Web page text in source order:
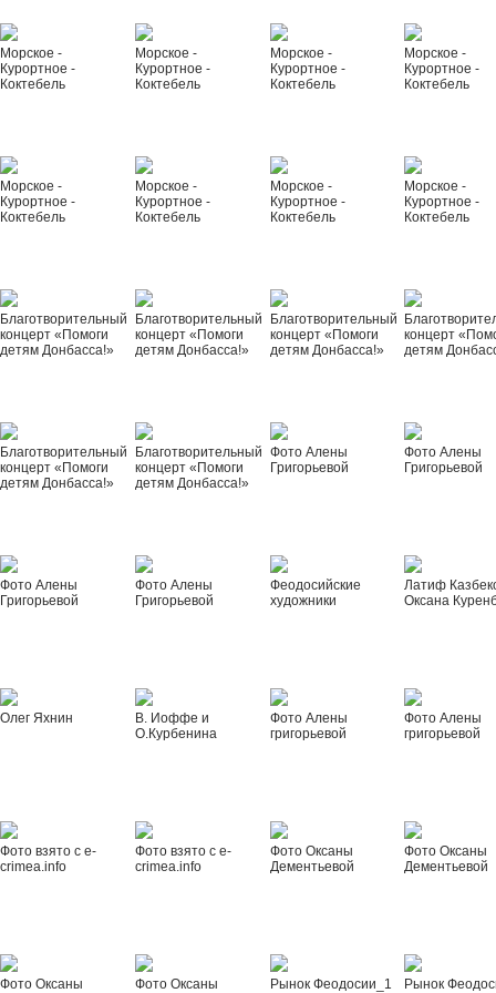
Морское -
Курортное -
Коктебель
Морское -
Курортное -
Коктебель
Морское -
Курортное -
Коктебель
Морское -
Курортное -
Коктебель
Морское -
Курортное -
Коктебель
Морское -
Курортное -
Коктебель
Морское -
Курортное -
Коктебель
Морское -
Курортное -
Коктебель
Благотворительный
концерт «Помоги
детям Донбасса!»
Благотворительный
концерт «Помоги
детям Донбасса!»
Благотворительный
концерт «Помоги
детям Донбасса!»
концерт
детям
Благотворительный
концерт «Помоги
детям Донбасса!»
Благотворительный
концерт «Помоги
детям Донбасса!»
Фото Алены
Григорьевой
Фото Алены
Григорьевой
Фото Алены
Григорьевой
Фото Алены
Григорьевой
Феодосийские
художники
Латиф
Оксана
Олег Яхнин
В. Иоффе и
О.Курбенина
Фото Алены
григорьевой
Фото Алены
григорьевой
Фото взято с e-
crimea.info
Фото взято с e-
crimea.info
Фото Оксаны
Дементьевой
Фото Оксаны
Дементьевой
Фото Оксаны
Фото Оксаны
Рынок Феодосии_1 Рынок